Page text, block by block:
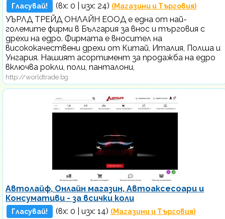
Гласувай! (вх: 0 | изх: 24) (Магазини и Търговия)
УЪРЛД ТРЕЙД ОНЛАЙН ЕООД e една от най-
големите фирми в България за внос и търговия с
дрехи на едро. Фирмата е вносител на
висококачествени дрехи от Китай, Италия, Полша и
Унгария. Нашият асортимент за продажба на едро
включва рокли, поли, панталони,
http://worldtrade.bg
Автолайф, Онлайн магазин, Автоаксесоари и
Консумативи - за всички коли
Гласувай! (вх: 0 | изх: 14) (Магазини и Търговия)